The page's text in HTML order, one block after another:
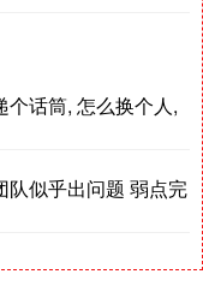
话筒, 怎么换个人,
队似乎出问题 弱点完